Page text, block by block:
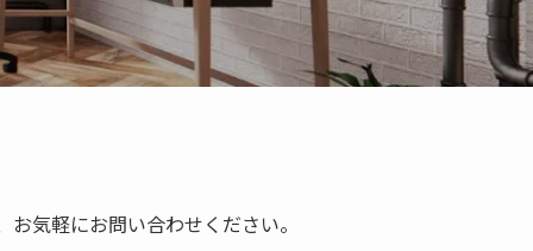
気軽にお問い合わせください。